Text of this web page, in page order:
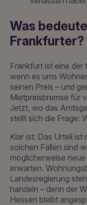
Was
Frankfurter?
Frankfurt ist eine
wenn es ums
seinen Preis – und
Mietpreisbremse für
Jetzt, wo das
stellt sich die Frage:
Klar ist: Das Urteil
solchen Fällen sind
möglicherweise
erwarten.
Landesregierung
handeln – denn der
Hessen bleibt